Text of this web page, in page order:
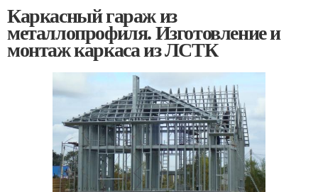
Каркасный гараж из
металлопрофиля. Изготовление и
монтаж каркаса из ЛСТК